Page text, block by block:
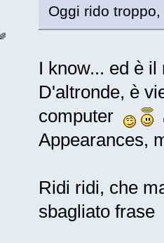
Oggi rido
I know... ed è
D'altronde, è
computer
Appearances,
Ridi ridi, che
sbagliato frase